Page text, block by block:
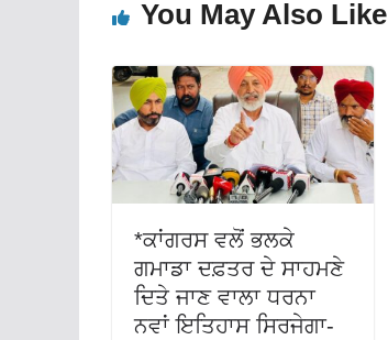
You May Also Like
*ਕਾਂਗਰਸ ਵਲੋਂ ਭਲਕੇ
ਗਮਾਡਾ ਦਫ਼ਤਰ ਦੇ ਸਾਹਮਣੇ
ਦਿਤੇ ਜਾਣ ਵਾਲਾ ਧਰਨਾ
ਨਵਾਂ ਇਤਿਹਾਸ ਸਿਰਜੇਗਾ-